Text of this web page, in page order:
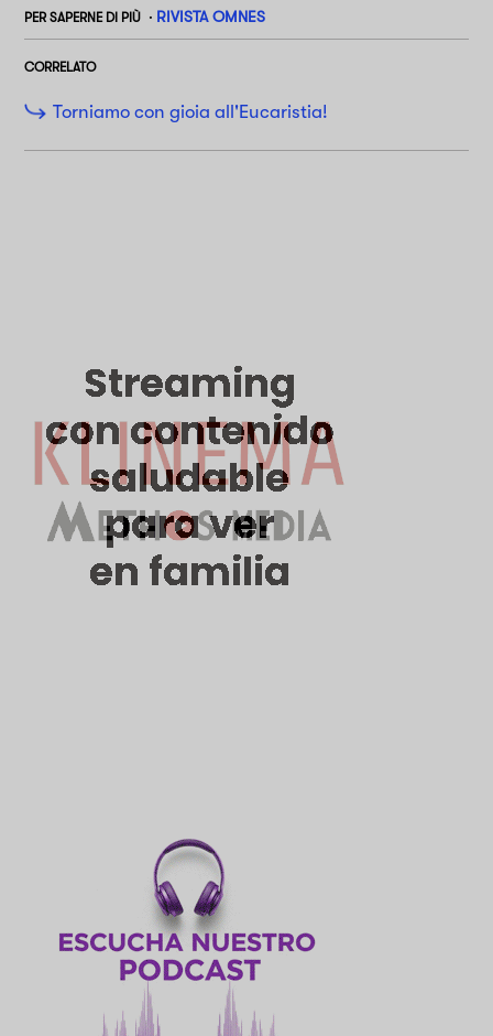
PER SAPERNE DI PIÙ RIVISTA OMNES
CORRELATO
Torniamo con gioia all'Eucaristia!